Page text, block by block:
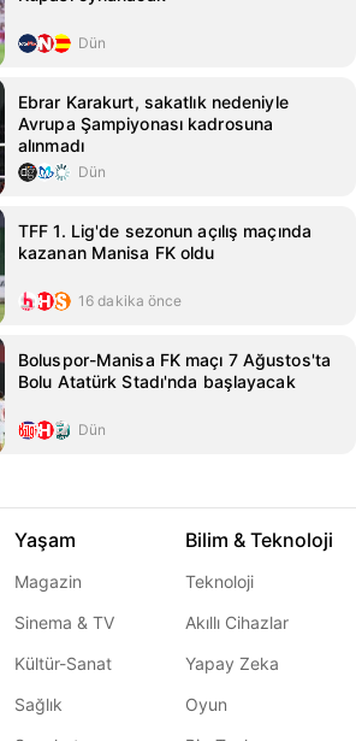
Dün
Ebrar Karakurt, sakatlık nedeniyle
Avrupa Şampiyonası kadrosuna
alınmadı
Dün
TFF 1. Lig'de sezonun açılış maçında
kazanan Manisa FK oldu
16 dakika önce
Boluspor-Manisa FK maçı 7 Ağustos'ta
Bolu Atatürk Stadı'nda başlayacak
Dün
Yaşam
Magazin
Sinema & TV
Kültür-Sanat
Sağlık
Bilim & Teknoloji
Teknoloji
Akıllı Cihazlar
Yapay Zeka
Oyun